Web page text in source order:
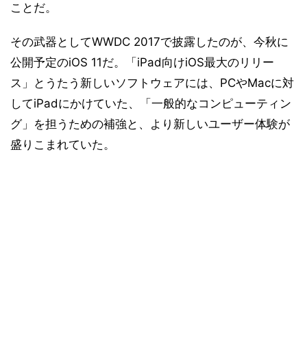
ことだ。
その武器としてWWDC 2017で披露したのが、今秋に
公開予定のiOS 11だ。「iPad向けiOS最大のリリー
ス」とうたう新しいソフトウェアには、PCやMacに対
してiPadにかけていた、「一般的なコンピューティン
グ」を担うための補強と、より新しいユーザー体験が
盛りこまれていた。